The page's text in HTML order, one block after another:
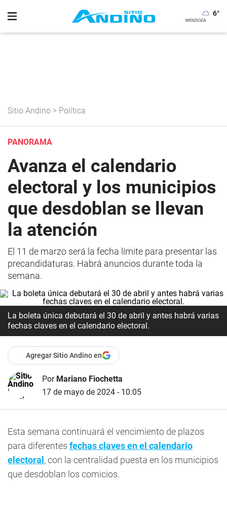
6°
Sitio Andino > Política
PANORAMA
Avanza el calendario
electoral y los municipios
que desdoblan se llevan
la atención
El 11 de marzo será la fecha límite para presentar las
precandidaturas. Habrá anuncios durante toda la
semana.
La boleta única debutará el 30 de abril y antes habrá varias
fechas claves en el calendario electoral.
Agregar Sitio Andino en
Por Mariano Fiochetta
17 de mayo de 2024 - 10:05
Esta semana continuará el vencimiento de plazos
para diferentes fechas claves en el calendario
electoral , con la centralidad puesta en los municipios
que desdoblan los comicios.